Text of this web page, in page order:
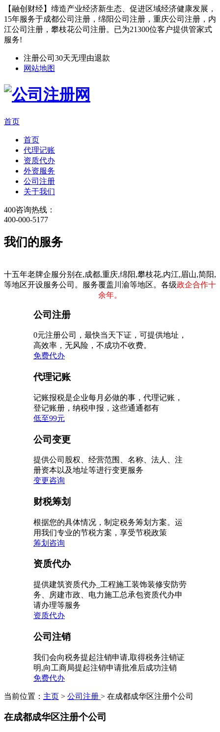
【融创财经】缔造产业经济新生态、促进区域经济健康发展，
15年服务于成都公司注册，绵阳公司注册，重庆公司注册，内
江公司注册，攀枝花公司注册。已为21300位客户提供管家式
服务!
注册公司30天无理由退款
网站地图
首页
首页
代理记账
资质代办
外资服务
公司注册
关于我们
400咨询热线：
400-000-5177
我们的服务
十五年老牌企服分别在,成都,重庆,绵阳,攀枝花,内江,眉山,简阳,
等地区开设服务公司。服务覆盖川渝等地区。各级政企合作十
余年。
公司注册
0元注册公司，最快当天下证，可提供地址，
高效率，无风险，不成功不收费。
免费代办
代理记账
记账报税是企业每月必做的事，代理记账，
登记账册，纳税申报，这些通通都有
低至99元
公司变更
提供公司股权、经营范围、名称、法人、注
册资本以及地址等进行变更服务
变更咨询
财税筹划
根据您的具体情况，制定税务筹划方案。运
用我们专业的节税方案，享受节税政策
筹划咨询
资质代办
提供建筑资质代办_工程施工装饰装修安防劳
务、房建市政、电力施工总承包资质代办申
请办理等服务
资质代办
公司注销
我们会向税务提起注销申请,取得税务注销证
明,向工商局提起注销申请批准后成功注销
免费代办
当前位置： 主页 > 公司注册 > 在成都成华区注册个公司
在成都成华区注册个公司